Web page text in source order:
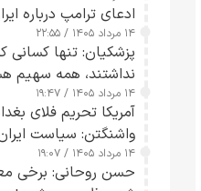
ادعای ترامپ درباره
۱۴ مرداد ۱۴۰۵ / ۲۲:۵۵
پزشکیان: تنها کسانی
نداشتند، همه سهیم
۱۴ مرداد ۱۴۰۵ / ۱۹:۴۷
آمریکا تحریم فلای
واشنگتن: سیاست
۱۴ مرداد ۱۴۰۵ / ۱۹:۰۷
حسن روحانی: برخی